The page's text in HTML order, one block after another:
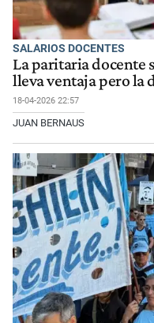
SALARIOS DOCENTES
La paritaria docente
lleva ventaja pero la
18-04-2026 22:57
JUAN BERNAUS